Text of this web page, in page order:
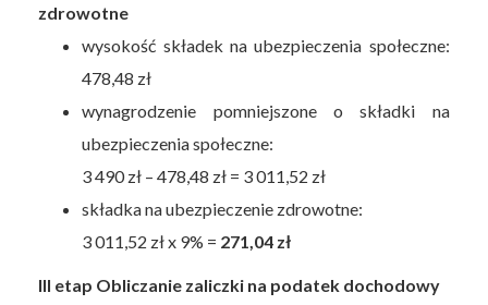
zdrowotne
wysokość składek na ubezpieczenia społeczne:
478,48 zł
wynagrodzenie pomniejszone o składki na
ubezpieczenia społeczne:
3 490 zł – 478,48 zł = 3 011,52 zł
składka na ubezpieczenie zdrowotne:
3 011,52 zł x 9% = 271,04 zł
III etap Obliczanie zaliczki na podatek dochodowy